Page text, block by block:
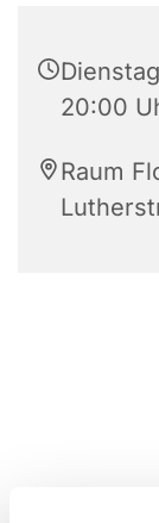
20:00
Raum